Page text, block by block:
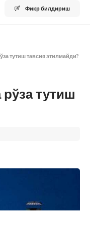
Фикр билдириш
тутиш тавсия этилмайди?
тутиш